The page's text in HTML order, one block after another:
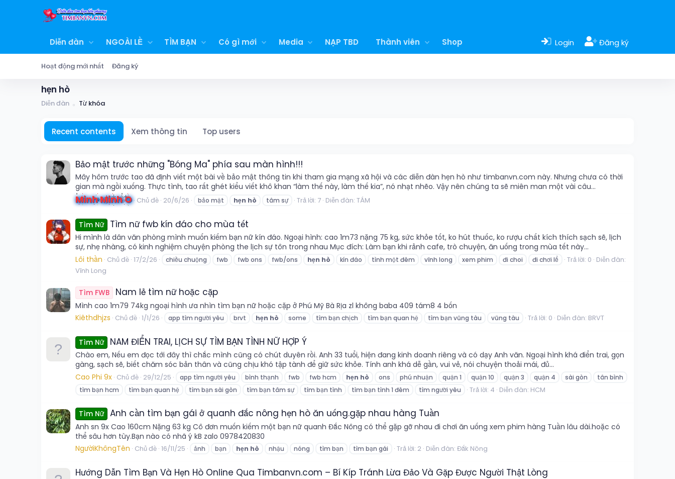
Diễn đàn NGOÀI LỀ TÌM BẠN Có gì mới Media NẠP TBD Thành viên Shop Login Đăng ký
Hoạt động mới nhất Đăng ký
hẹn hò
Diễn đàn Từ khóa
Recent contents Xem thông tin Top users
Bảo mật trước những "Bóng Ma" phía sau màn hình!!!
Mây hôm trước tao đã định viết một bài về bảo mật thông tin khi tham gia mạng xã hội và các diễn đàn hẹn hò như timbanvn.com này. Nhưng chưa có thời
gian mà ngồi xuống. Thực tình, tao rất ghét kiểu viết khô khan “làm thế này, làm thế kia”, nó nhạt nhẽo. Vậy nên chúng ta sẽ miên man một vài câu...
Minh Minh O Chủ đề 20/6/26 bảo mật hẹn hò tâm sự Trả lời: 7 Diễn đàn: TÁM
Tìm Nữ Tìm nữ fwb kín đáo cho mùa tết
Hi mình là dân văn phòng mình muốn kiếm bạn nữ kín đáo. Ngoại hình: cao 1m73 nặng 75 kg, sức khỏe tốt, ko hút thuốc, ko rượu chất kích thích sạch sẽ, lịch
sự, nhẹ nhàng, có kinh nghiệm chuyện phòng the lịch sự tôn trong nhau Mục đích: Làm bạn khi rảnh cafe, trò chuyện, ăn uống trong mùa tết này...
Lôi thần Chủ đề 17/2/26 chiều chuộng fwb fwb ons fwb/ons hẹn hò kín đáo tình một đêm vĩnh long xem phim đi choi đi chơi lể Trả lời: 0 Diễn đàn:
Vĩnh Long
Tìm FWB Nam lẻ tìm nữ hoặc cặp
Mình cao 1m79 74kg ngoại hình ưa nhìn tìm bạn nữ hoặc cặp ở Phú Mỹ Bà Rịa zl không baba 409 tám8 4 bốn
Kiêthdhjzs Chủ đề 1/1/26 app tìm người yêu brvt hẹn hò some tìm bạn chịch tìm bạn quan hệ tìm bạn vũng tàu vũng tàu Trả lời: 0 Diễn đàn: BRVT
Tìm Nữ NAM ĐIỂN TRAI, LỊCH SỰ TÌM BẠN TÌNH NỮ HỢP Ý
Chào em, Nếu em đọc tới đây thì chắc mình cũng có chút duyên rồi. Anh 33 tuổi, hiện đang kinh doanh riêng và có dạy Anh văn. Ngoại hình khá điển trai, gọn
gàng, sạch sẽ, biết chăm sóc bản thân và cũng chịu khó tập tành để giữ sức khỏe. Tính anh khá dễ gần, vui vẻ, nói chuyện thoải mái, đủ...
Cao Phi 9x Chủ đề 29/12/25 app tìm người yêu bình thạnh fwb fwb hcm hẹn hò ons phú nhuận quận 1 quận 10 quận 3 quận 4 sài gòn
tân bình
tìm bạn hcm
tìm bạn quan hệ tìm bạn sài gòn tìm bạn tâm sự tìm bạn tình tìm bạn tình 1 đêm tìm người yêu Trả lời: 4 Diễn đàn: HCM
Tìm Nữ Anh cần tìm bạn gái ở quanh đắc nông hẹn hò ăn uống.gặp nhau hàng Tuần
Anh sn 9x Cao 160cm Nặng 63 kg Cô đơn muốn kiếm một bạn nữ quanh Đắc Nông có thể gặp gỡ nhau đi chơi ăn uống xem phim hàng Tuần lâu dài.hoặc có
thể sâu hơn tùy.Bạn nào có nhã ý kB zalo 0978420830
NgườiKhôngTên Chủ đề 16/11/25 ảnh bạn hẹn hò nhậu nóng tìm bạn tìm bạn gái Trả lời: 2 Diễn đàn: Đắk Nông
Hướng Dẫn Tìm Bạn Và Hẹn Hò Online Qua Timbanvn.com – Bí Kíp Tránh Lừa Đảo Và Gặp Được Người Thật Lòng